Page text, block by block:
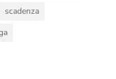
scadenza